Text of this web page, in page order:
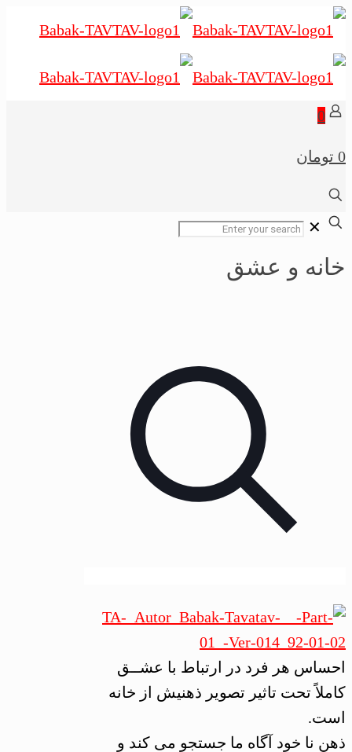
0
0 تومان
✕
خانه و عشق
احساس هر فرد در ارتباط با عشــق
کاملاً تحت تاثیر تصویر ذهنیش از خانه
است.
ذهن نا خود آگاه ما جستجو می کند و